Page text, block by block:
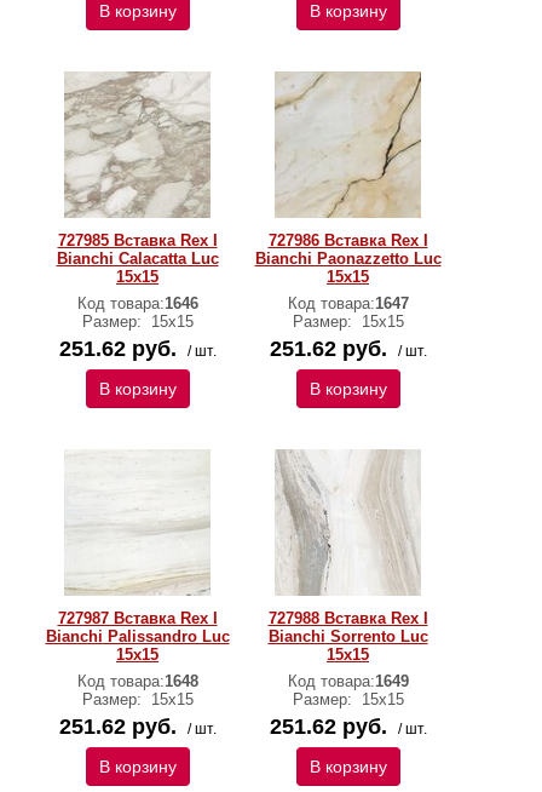
В корзину В корзину
727985 Вставка Rex I
Bianchi Calacatta Luc
15x15
Код товара:1646
Размер:
15x15
251.62 руб. / шт.
В корзину
727986 Вставка Rex I
Bianchi Paonazzetto Luc
15x15
Код товара:1647
Размер:
15x15
251.62 руб. / шт.
В корзину
727987 Вставка Rex I
Bianchi Palissandro Luc
15x15
Код товара:1648
Размер:
15x15
251.62 руб. / шт.
В корзину
727988 Вставка Rex I
Bianchi Sorrento Luc
15x15
Код товара:1649
Размер:
15x15
251.62 руб. / шт.
В корзину